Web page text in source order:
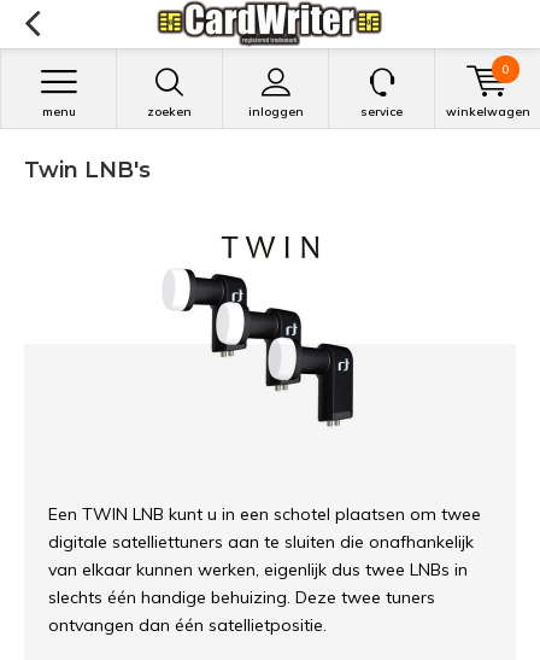
zoeken inloggen
menu service winkelwagen
0
Twin LNB's
Een TWIN LNB kunt u in een schotel plaatsen om twee
digitale satelliettuners aan te sluiten die onafhankelijk
van elkaar kunnen werken, eigenlijk dus twee LNBs in
slechts één handige behuizing. Deze twee tuners
ontvangen dan één satellietpositie.